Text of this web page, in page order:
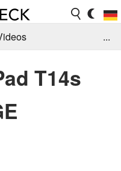
Jobs
...
T14s